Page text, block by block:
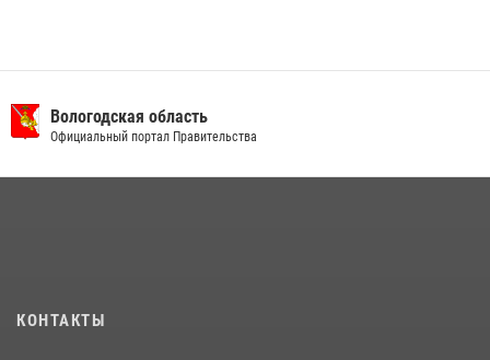
В Великом Устюге росгвардейцы задержали мужчин, устроивших
стрельбу
Росгвардии в Вологодской области
Вологодская область
Официальный портал Правительства
КОНТАКТЫ